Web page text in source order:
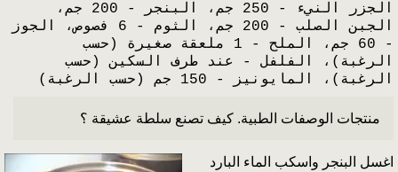
الجزر النيء - 250 جم، البنجر - 200 جم،
الجبن الصلب - 200 جم، الثوم - 6 فصوص، الجوز
- 60 جم، الملح - 1 ملعقة صغيرة (حسب
الرغبة)، الفلفل - عند طرف السكين (حسب
الرغبة)، المايونيز - 150 جم (حسب الرغبة)
منتجات الوصفات الطبية. كيف تصنع سلطة عشيقة ؟
اغسل البنجر واسكب الماء البارد